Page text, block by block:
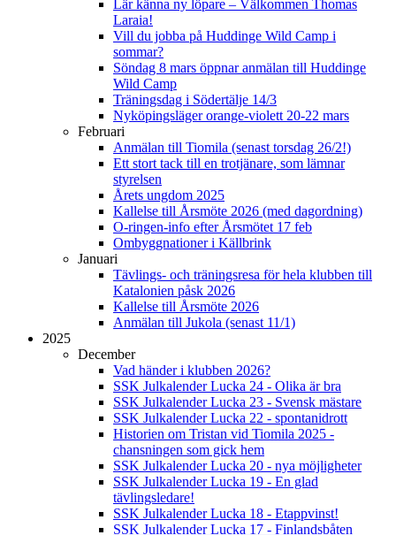
Lär känna ny löpare – Välkommen Thomas
Laraia!
Vill du jobba på Huddinge Wild Camp i
sommar?
Söndag 8 mars öppnar anmälan till Huddinge
Wild Camp
Träningsdag i Södertälje 14/3
Nyköpingsläger orange-violett 20-22 mars
Februari
Anmälan till Tiomila (senast torsdag 26/2!)
Ett stort tack till en trotjänare, som lämnar
styrelsen
Årets ungdom 2025
Kallelse till Årsmöte 2026 (med dagordning)
O-ringen-info efter Årsmötet 17 feb
Ombyggnationer i Källbrink
Januari
Tävlings- och träningsresa för hela klubben till
Katalonien påsk 2026
Kallelse till Årsmöte 2026
Anmälan till Jukola (senast 11/1)
2025
December
Vad händer i klubben 2026?
SSK Julkalender Lucka 24 - Olika är bra
SSK Julkalender Lucka 23 - Svensk mästare
SSK Julkalender Lucka 22 - spontanidrott
Historien om Tristan vid Tiomila 2025 -
chansningen som gick hem
SSK Julkalender Lucka 20 - nya möjligheter
SSK Julkalender Lucka 19 - En glad
tävlingsledare!
SSK Julkalender Lucka 18 - Etappvinst!
SSK Julkalender Lucka 17 - Finlandsbåten